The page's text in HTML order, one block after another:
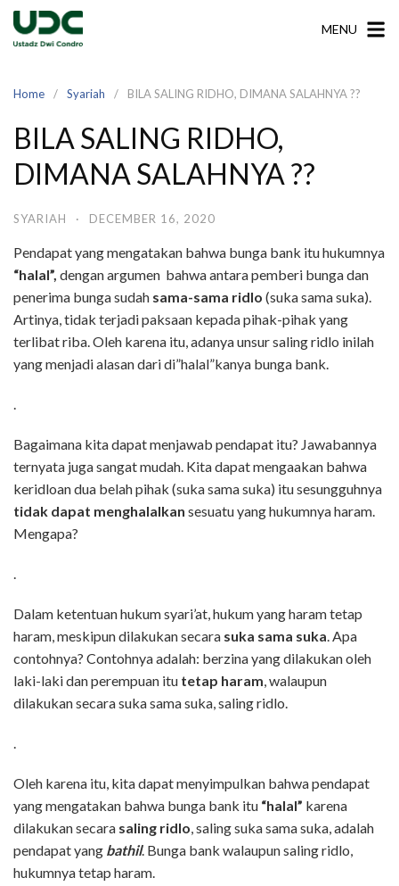
Skip
MENU
Home Syariah BILA SALING RIDHO, DIMANA SALAHNYA ??
BILA SALING RIDHO,
DIMANA SALAHNYA ??
SYARIAH · DECEMBER 16, 2020
Pendapat yang mengatakan bahwa bunga bank itu hukumnya
“halal”, dengan argumen bahwa antara pemberi bunga dan
penerima bunga sudah sama-sama ridlo (suka sama suka).
Artinya, tidak terjadi paksaan kepada pihak-pihak yang
terlibat riba. Oleh karena itu, adanya unsur saling ridlo inilah
yang menjadi alasan dari di”halal”kanya bunga bank.
.
Bagaimana kita dapat menjawab pendapat itu? Jawabannya
ternyata juga sangat mudah. Kita dapat mengaakan bahwa
keridloan dua belah pihak (suka sama suka) itu sesungguhnya
tidak dapat menghalalkan sesuatu yang hukumnya haram.
Mengapa?
.
Dalam ketentuan hukum syari’at, hukum yang haram tetap
haram, meskipun dilakukan secara suka sama suka. Apa
contohnya? Contohnya adalah: berzina yang dilakukan oleh
laki-laki dan perempuan itu tetap haram, walaupun
dilakukan secara suka sama suka, saling ridlo.
.
Oleh karena itu, kita dapat menyimpulkan bahwa pendapat
yang mengatakan bahwa bunga bank itu “halal” karena
dilakukan secara saling ridlo, saling suka sama suka, adalah
pendapat yang bathil. Bunga bank walaupun saling ridlo,
hukumnya tetap haram.